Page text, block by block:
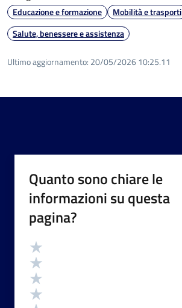
Educazione e formazione
Mobilità e trasporti
Salute, benessere e assistenza
Ultimo aggiornamento: 20/05/2026 10:25.11
Quanto sono chiare le
informazioni su questa
pagina?
Valutazione